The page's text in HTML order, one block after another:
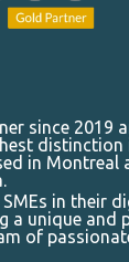
since 2019
in
SMEs in their
a unique and
of